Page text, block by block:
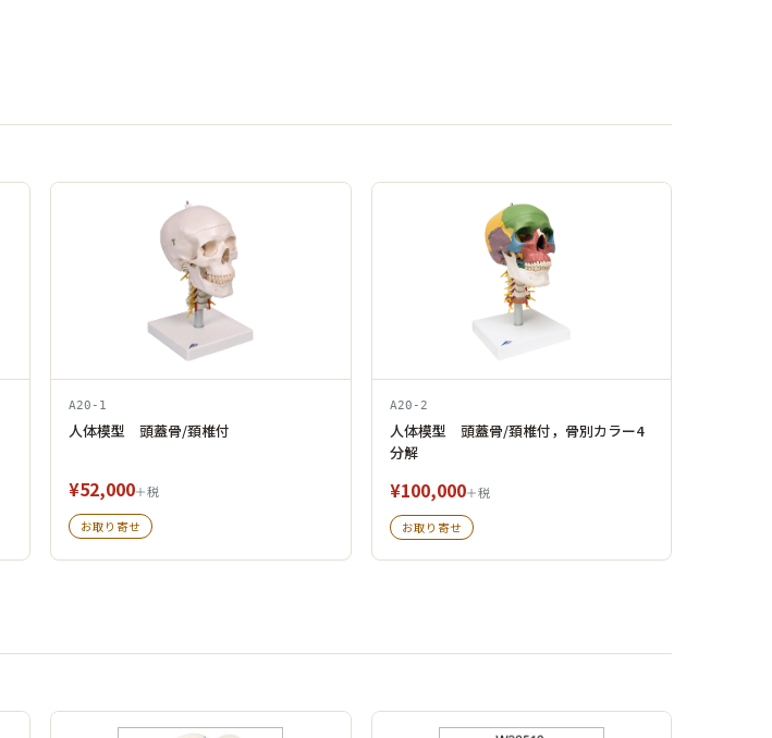
A20-1
人体模型 頭蓋骨/頚椎付
¥52,000＋税
お取り寄せ
A20-2
人体模型 頭蓋骨/頚椎付，骨別カラー4
分解
¥100,000＋税
お取り寄せ